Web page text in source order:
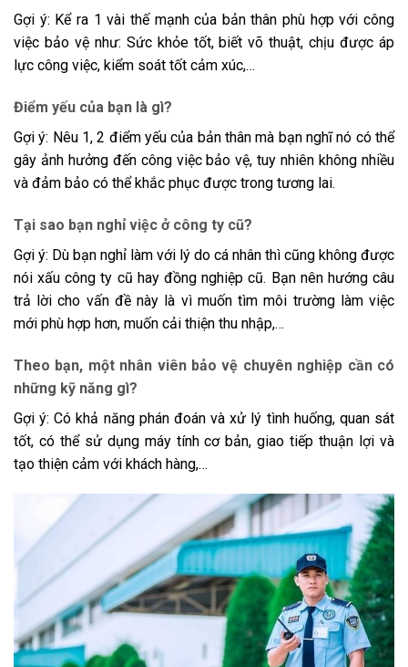
Gợi ý: Kể ra 1 vài thế mạnh của bản thân phù hợp với công
việc bảo vệ như: Sức khỏe tốt, biết võ thuật, chịu được áp
lực công việc, kiểm soát tốt cảm xúc,…
Điểm yếu của bạn là gì?
Gợi ý: Nêu 1, 2 điểm yếu của bản thân mà bạn nghĩ nó có thể
gây ảnh hưởng đến công việc bảo vệ, tuy nhiên không nhiều
và đảm bảo có thể khắc phục được trong tương lai.
Tại sao bạn nghỉ việc ở công ty cũ?
Gợi ý: Dù bạn nghỉ làm với lý do cá nhân thì cũng không được
nói xấu công ty cũ hay đồng nghiệp cũ. Bạn nên hướng câu
trả lời cho vấn đề này là vì muốn tìm môi trường làm việc
mới phù hợp hơn, muốn cải thiện thu nhập,…
Theo bạn, một nhân viên bảo vệ chuyên nghiệp cần có
những kỹ năng gì?
Gợi ý: Có khả năng phán đoán và xử lý tình huống, quan sát
tốt, có thể sử dụng máy tính cơ bản, giao tiếp thuận lợi và
tạo thiện cảm với khách hàng,…